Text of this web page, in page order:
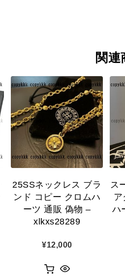
関連
25SSネックレス ブラ
ンド コピー クロムハ
ーツ 通販 偽物 –
xlkxs28289
¥12,000
ス
ア
ハ